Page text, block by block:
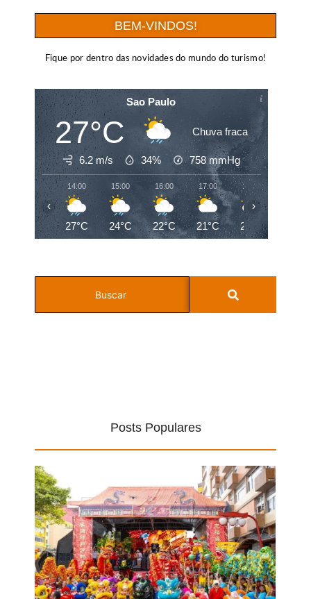
BEM-VINDOS!
Fique por dentro das novidades do mundo do turismo!
Sao Paulo
27°C Chuva fraca
6.2 m/s 34% 758mmHg
14:00
27°C
15:00
24°C
16:00
22°C
17:00
21°C
18:00
20°C
‹ ›
Posts Populares